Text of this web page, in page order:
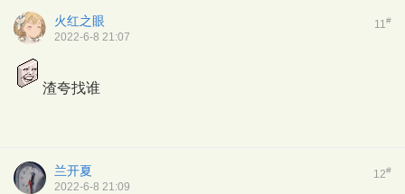
11#
火红之眼
2022-6-8 21:07
渣夸找谁
12#
兰开夏
2022-6-8 21:09